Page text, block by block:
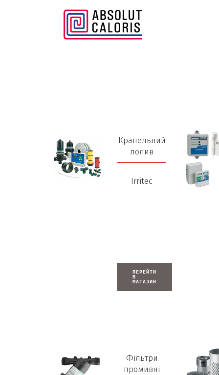
Крапельний
полив
Irritec
ПЕРЕЙТИ
В
МАГАЗИН
Фільтри
промивні